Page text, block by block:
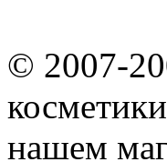
© 2007-
нашем